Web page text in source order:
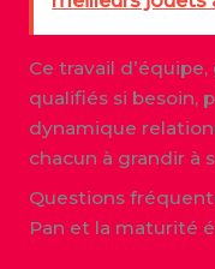
Ce travail
qualifiés si besoin,
dynamique
chacun à grandir à
Questions
Pan et la maturité